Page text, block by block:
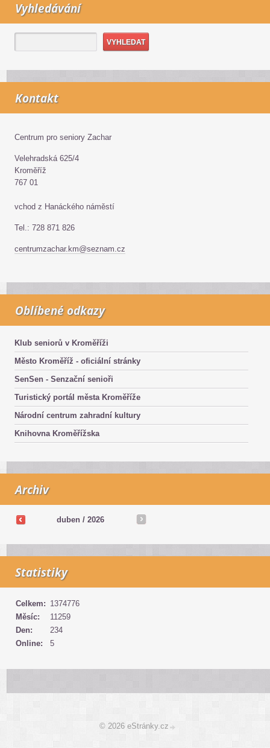
Vyhledávání
Kontakt
Centrum pro seniory Zachar
Velehradská 625/4
Kroměříž
767 01
vchod z Hanáckého náměstí
Tel.: 728 871 826
centrumzachar.km@seznam.cz
Oblíbené odkazy
Klub seniorů v Kroměříži
Město Kroměříž - oficiální stránky
SenSen - Senzační senioři
Turistický portál města Kroměříže
Národní centrum zahradní kultury
Knihovna Kroměřížska
Archiv
duben / 2026
Statistiky
Online: 5
Celkem: 1374776
Měsíc:
11259
Den:
234
© 2026 eStránky.cz